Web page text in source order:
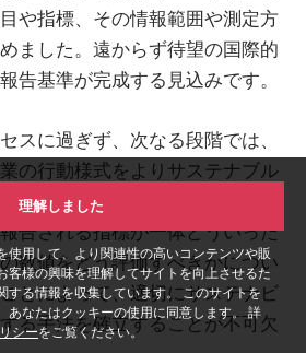
使用して、より関連性の高いコンテンツや販
客様の興味を理解してサイトを向上させるた
する情報を収集しています。 このサイトを
あなたはクッキーの使用に同意します。 詳
シーをご覧ください。
理解しました
や指標、その情報範囲や測定方
ました。遠からず待望の国際的
告基準が完成する見込みです。
スに過ぎず、次なる段階では、
の行動様式をよりサステナブル
を作らなければ意味がありませ
告される指標が一体どういった
数値をどう評価すべきかについ
とによって、適切にサステナビ
る手法を確立することが不可欠